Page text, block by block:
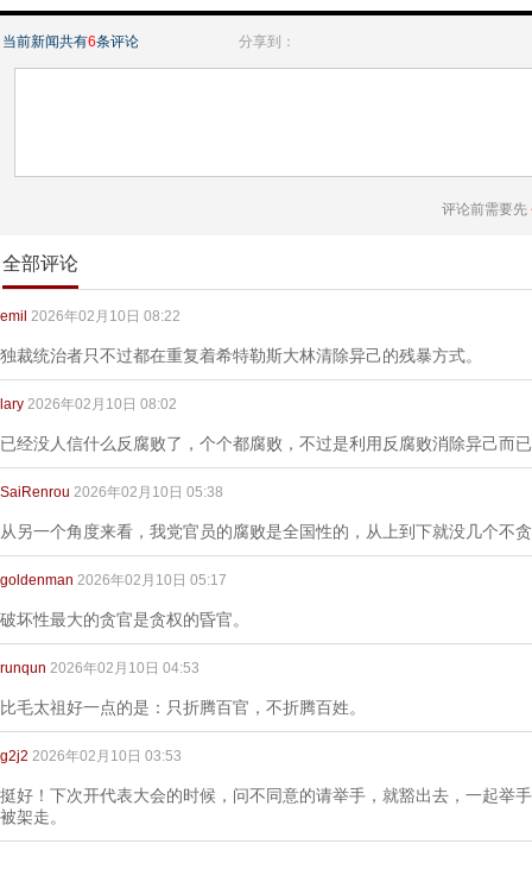
当前新闻共有6条评论 分享到：
评论前需要先
全部评论
emil 2026年02月10日 08:22
独裁统治者只不过都在重复着希特勒斯大林清除异己的残暴方式。
lary 2026年02月10日 08:02
已经没人信什么反腐败了，个个都腐败，不过是利用反腐败消除异己而已
SaiRenrou 2026年02月10日 05:38
从另一个角度来看，我党官员的腐败是全国性的，从上到下就没几个不
goldenman 2026年02月10日 05:17
破坏性最大的贪官是贪权的昏官。
runqun 2026年02月10日 04:53
比毛太祖好一点的是：只折腾百官，不折腾百姓。
g2j2 2026年02月10日 03:53
挺好！下次开代表大会的时候，问不同意的请举手，就豁出去，一起举
被架走。